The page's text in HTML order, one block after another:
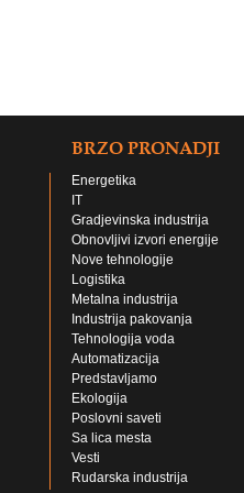
BRZO PRONADJI
Energetika
IT
Gradjevinska industrija
Obnovljivi izvori energije
Nove tehnologije
Logistika
Metalna industrija
Industrija pakovanja
Tehnologija voda
Automatizacija
Predstavljamo
Ekologija
Poslovni saveti
Sa lica mesta
Vesti
Rudarska industrija